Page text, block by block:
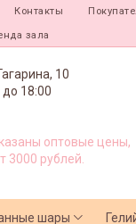
Контакты
зала
10
18:00
оптовые цены,
3000 рублей.
шары